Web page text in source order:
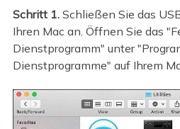
Schritt 1. Schließen Sie das
Ihren Mac an. Öffnen Sie das
Dienstprogramm" unter
Dienstprogramme" auf Ihrem